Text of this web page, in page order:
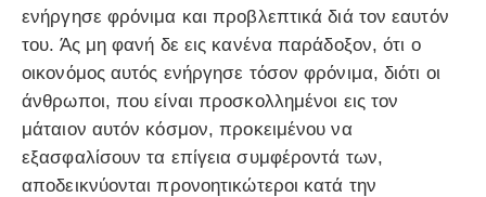
ενήργησε φρόνιμα και προβλεπτικά διά τον εαυτόν
του. Άς μη φανή δε εις κανένα παράδοξον, ότι ο
οικονόμος αυτός ενήργησε τόσον φρόνιμα, διότι οι
άνθρωποι, που είναι προσκολλημένοι εις τον
μάταιον αυτόν κόσμον, προκειμένου να
εξασφαλίσουν τα επίγεια συμφέροντά των,
αποδεικνύονται προνοητικώτεροι κατά την